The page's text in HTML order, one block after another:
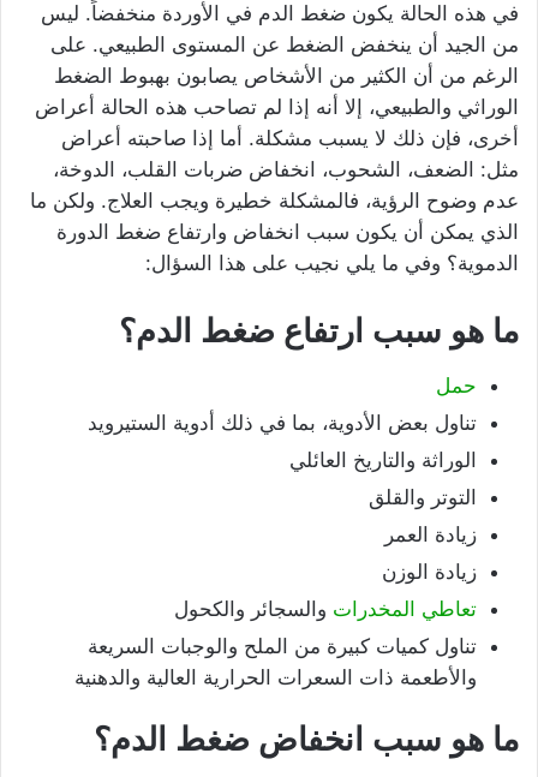
في هذه الحالة يكون ضغط الدم في الأوردة منخفضاً. ليس
من الجيد أن ينخفض ​​الضغط عن المستوى الطبيعي. على
الرغم من أن الكثير من الأشخاص يصابون بهبوط الضغط
الوراثي والطبيعي، إلا أنه إذا لم تصاحب هذه الحالة أعراض
أخرى، فإن ذلك لا يسبب مشكلة. أما إذا صاحبته أعراض
مثل: الضعف، الشحوب، انخفاض ضربات القلب، الدوخة،
عدم وضوح الرؤية، فالمشكلة خطيرة ويجب العلاج. ولكن ما
الذي يمكن أن يكون سبب انخفاض وارتفاع ضغط الدورة
الدموية؟ وفي ما يلي نجيب على هذا السؤال:
ما هو سبب ارتفاع ضغط الدم؟
حمل
تناول بعض الأدوية، بما في ذلك أدوية الستيرويد
الوراثة والتاريخ العائلي
التوتر والقلق
زيادة العمر
زيادة الوزن
تعاطي المخدرات والسجائر والكحول
تناول كميات كبيرة من الملح والوجبات السريعة
والأطعمة ذات السعرات الحرارية العالية والدهنية
ما هو سبب انخفاض ضغط الدم؟